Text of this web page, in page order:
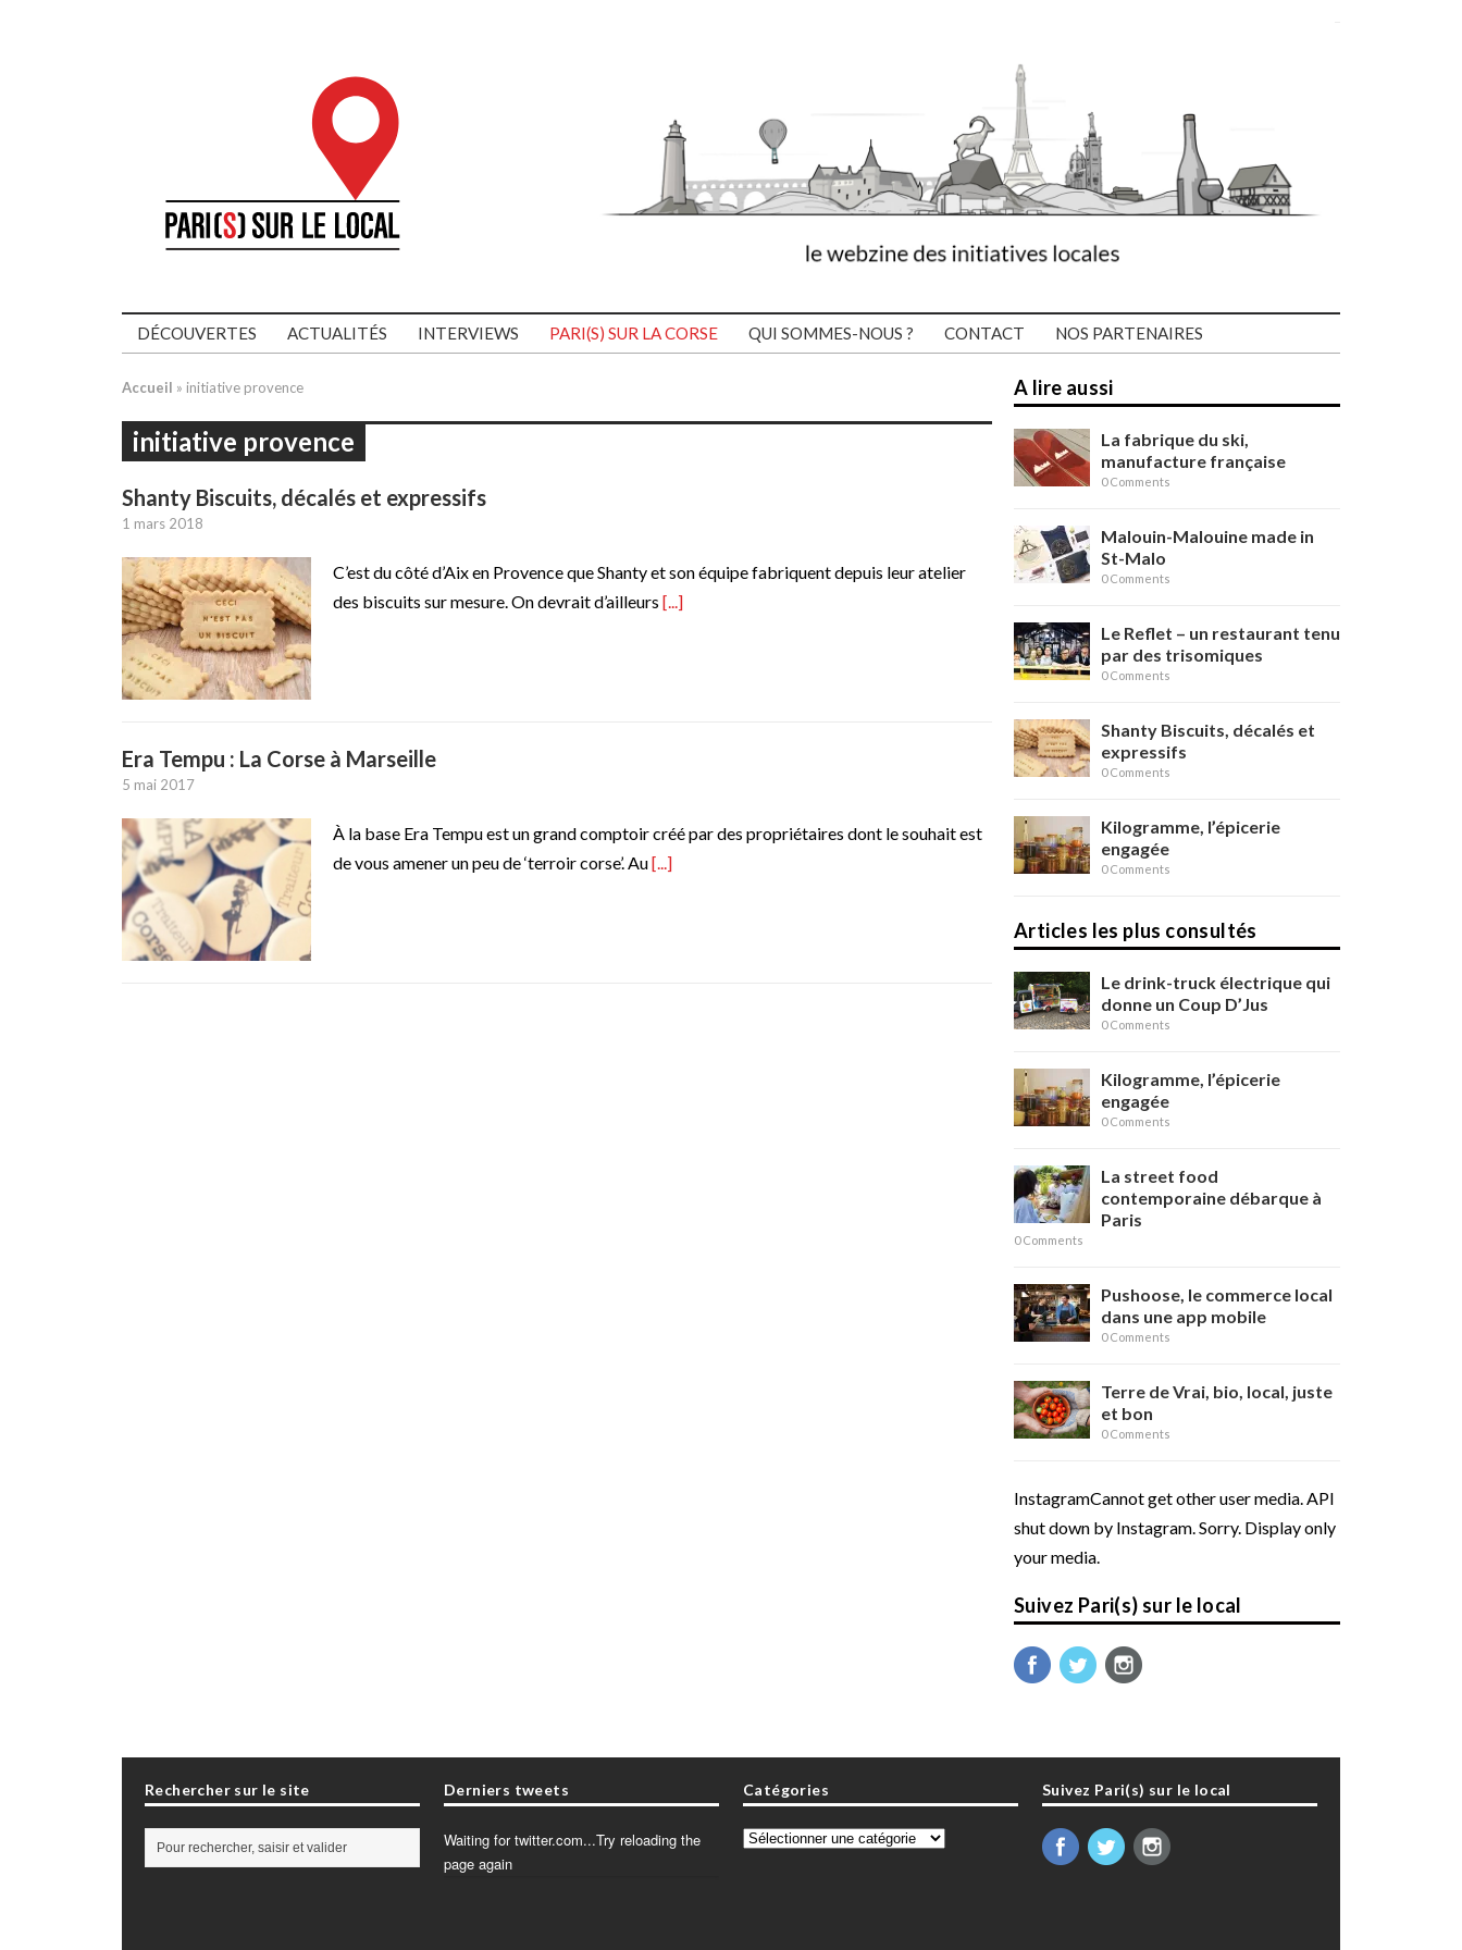
DÉCOUVERTES ACTUALITÉS INTERVIEWS PARI(S) SUR LA CORSE QUI SOMMES-NOUS ? CONTACT NOS PARTENAIRES
Accueil » initiative provence
initiative provence
Shanty Biscuits, décalés et expressifs
1 mars 2018
C’est du côté d’Aix en Provence que Shanty et son équipe fabriquent depuis leur atelier
des biscuits sur mesure. On devrait d’ailleurs [...]
Era Tempu : La Corse à Marseille
5 mai 2017
À la base Era Tempu est un grand comptoir créé par des propriétaires dont le souhait est
de vous amener un peu de ‘terroir corse’. Au[...]
A lire aussi
La fabrique du ski,
manufacture française
0 Comments
Malouin-Malouine made in
St-Malo
0 Comments
Le Reflet – un restaurant tenu
par des trisomiques
0 Comments
Shanty Biscuits, décalés et
expressifs
0 Comments
Kilogramme, l’épicerie
engagée
0 Comments
Articles les plus consultés
Le drink-truck électrique qui
donne un Coup D’Jus
0 Comments
Kilogramme, l’épicerie
engagée
0 Comments
La street food
contemporaine débarque à
Paris
0 Comments
Pushoose, le commerce local
dans une app mobile
0 Comments
Terre de Vrai, bio, local, juste
et bon
0 Comments
InstagramCannot get other user media. API
shut down by Instagram. Sorry. Display only
your media.
Suivez Pari(s) sur le local
Rechercher sur le site Derniers tweets
Waiting for twitter.com...Try reloading the
page again
Catégories
Catégories
Suivez Pari(s) sur le local